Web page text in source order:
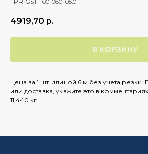
4919,70 р.
В КОРЗИНУ
Цена за 1 шт. длиной 6 м без учета резки.
или доставка, укажите это в
11,440 кг.